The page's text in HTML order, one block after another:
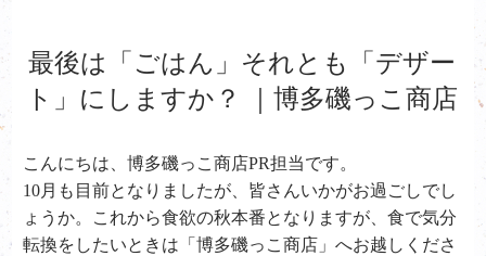
最後は「ごはん」それとも「デザー
ト」にしますか？ ｜博多磯っこ商店
こんにちは、博多磯っこ商店PR担当です。
10月も目前となりましたが、皆さんいかがお過ごしでし
ょうか。これから食欲の秋本番となりますが、食で気分
転換をしたいときは「博多磯っこ商店」へお越しくださ